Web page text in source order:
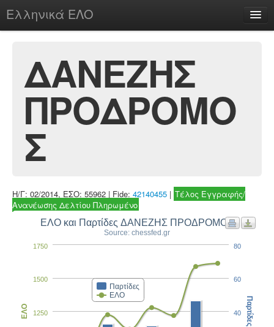
Ελληνικά ΕΛΟ
chesstu.be @ discord
Login
ΔΑΝΕΖΗΣ
ΠΡΟΔΡΟΜΟ
Σ
Η/Γ: 02/2014, ΕΣΟ: 55962 | Fide: 42140455 | Τέλος Εγγραφής/
Ανανέωσης Δελτίου Πληρωμένο
ΕΛΟ και Παρτίδες ΔΑΝΕΖΗΣ ΠΡΟΔΡΟΜΟΣ
Source: chessfed.gr
Παρτίδες
ΕΛΟ
1250
1500
1750
ΕΛΟ 40
60
80
Παρτίδες